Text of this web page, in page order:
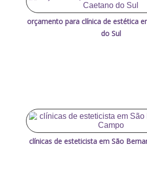
orçamento para clínica de estética
do Sul
clínicas de esteticista em São